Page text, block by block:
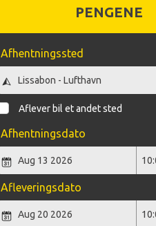
PENGENE
Afhentningssted
Aflever bil et andet sted
Afhentningsdato
Afleveringsdato